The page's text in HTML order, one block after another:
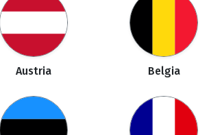
Austria Belgia